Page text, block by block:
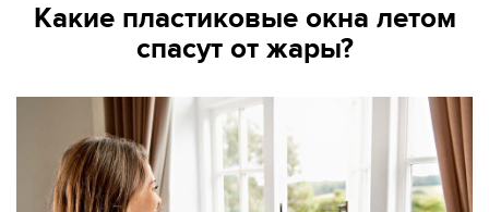
Какие пластиковые окна летом
спасут от жары?